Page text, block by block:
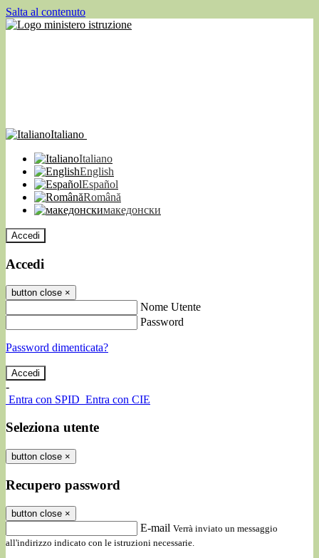
Salta al contenuto
Italiano
Italiano
English
Español
Română
македонски
Accedi
Accedi
button close ×
Nome Utente
Password
Password dimenticata?
-
Entra con SPID Entra con CIE
Seleziona utente
button close ×
Recupero password
button close ×
E-mail Verrà inviato un messaggio
all'indirizzo indicato con le istruzioni necessarie.